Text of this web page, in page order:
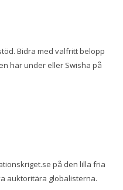
Bidra med valfritt belopp
här under eller Swisha på
på den lilla fria
auktoritära globalisterna.